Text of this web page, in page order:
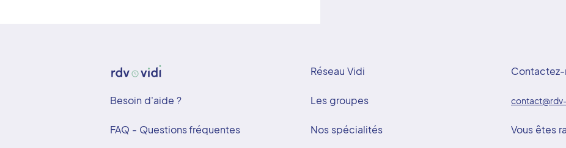
Besoin d'aide ?
FAQ - Questions fréquentes
Réseau Vidi
Les groupes
Nos spécialités Vous êtes